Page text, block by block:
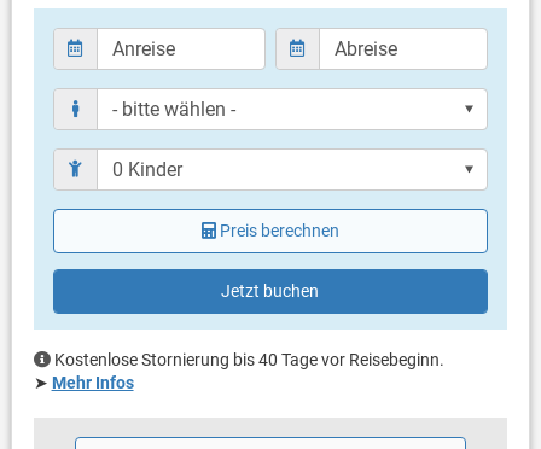
Balkon & Terrasse
eigener Balkon
überdacht
Meerblick
Balkongröße: 4 m²
Weitere Informationen
Grill mitbringen möglich
Privater Parkplatz auf dem Grundstück
Heizung
Klimaanlage im Preis inklusive
Bettwäsche vorhanden
Handtücher vorhanden
Preis berechnen
Jetzt buchen
Kostenlose Stornierung bis 40 Tage vor Reisebeginn.
➤ Mehr Infos